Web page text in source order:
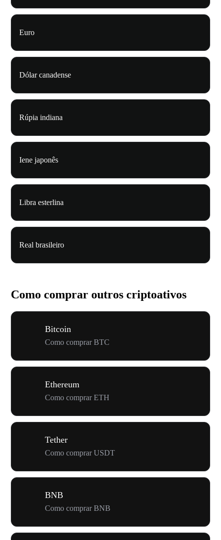
Euro
Dólar canadense
Rúpia indiana
Iene japonês
Libra esterlina
Real brasileiro
Como comprar outros criptoativos
Bitcoin
Como comprar BTC
Ethereum
Como comprar ETH
Tether
Como comprar USDT
BNB
Como comprar BNB